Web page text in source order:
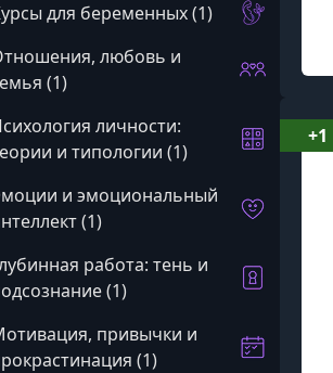
для беременных (1)
любовь и
(1)
личности:
и типологии (1)
и эмоциональный
(1)
работа: тень и
(1)
привычки и
(1)
+1